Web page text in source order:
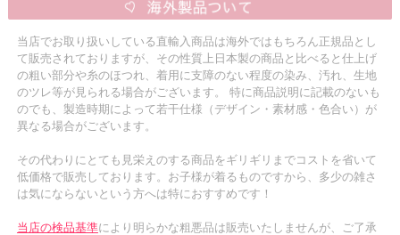
当店でお取り扱いしている直輸入商品は海外ではもちろん正規品とし
て販売されておりますが、その性質上日本製の商品と比べると仕上げ
の粗い部分や糸のほつれ、着用に支障のない程度の染み、汚れ、生地
のツレ等が見られる場合がございます。 特に商品説明に記載のないも
のでも、製造時期によって若干仕様（デザイン・素材感・色合い）が
異なる場合がございます。
その代わりにとても見栄えのする商品をギリギリまでコストを省いて
低価格で販売しております。お子様が着るものですから、多少の雑さ
は気にならないという方へは特におすすめです！
当店の検品基準により明らかな粗悪品は販売いたしませんが、ご了承